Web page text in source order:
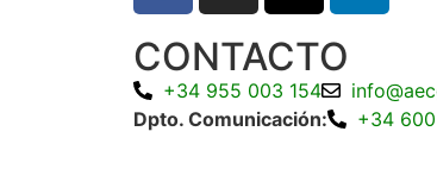
CONTACTO
+34 955 003 154
Dpto. Comunicación:
+34